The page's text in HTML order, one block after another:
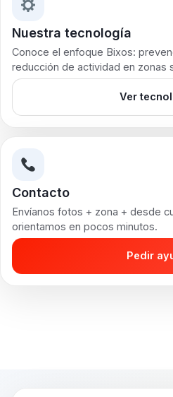
Nuestra tecnología
Conoce el enfoque Bixos:
reducción de actividad en zonas
Ver
Contacto
Envíanos fotos + zona + desde
orientamos en pocos minutos.
Pedir